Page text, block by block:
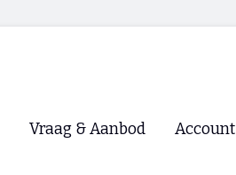
Vraag & Aanbod Account